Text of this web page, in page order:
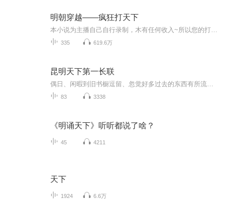
明朝穿越——疯狂打天下
335 619.6万
昆明天下第一长联
83 3338
《明诵天下》听听都说了啥？
45 4211
天下
1924 6.6万